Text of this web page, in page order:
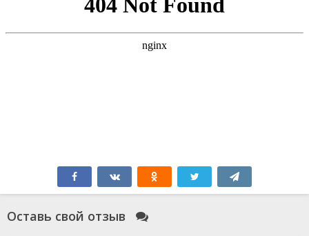
Оставь свой отзыв